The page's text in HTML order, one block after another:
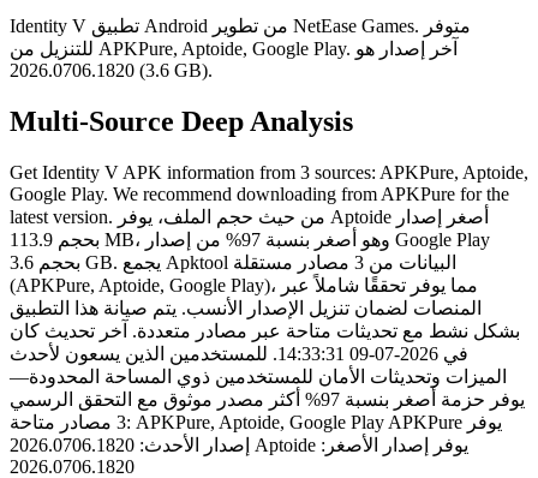
Identity V تطبيق Android من تطوير NetEase Games. متوفر
للتنزيل من APKPure, Aptoide, Google Play. آخر إصدار هو
2026.0706.1820 (3.6 GB).
Multi-Source Deep Analysis
Get Identity V APK information from 3 sources: APKPure, Aptoide,
Google Play. We recommend downloading from APKPure for the
latest version. من حيث حجم الملف، يوفر Aptoide أصغر إصدار
بحجم 113.9 MB، وهو أصغر بنسبة 97% من إصدار Google Play
بحجم 3.6 GB. يجمع Apktool البيانات من 3 مصادر مستقلة
(APKPure, Aptoide, Google Play)، مما يوفر تحققًا شاملاً عبر
المنصات لضمان تنزيل الإصدار الأنسب. يتم صيانة هذا التطبيق
بشكل نشط مع تحديثات متاحة عبر مصادر متعددة. آخر تحديث كان
في 2026-07-09 14:33:31. للمستخدمين الذين يسعون لأحدث
الميزات وتحديثات الأمان للمستخدمين ذوي المساحة المحدودة—
يوفر حزمة أصغر بنسبة 97% أكثر مصدر موثوق مع التحقق الرسمي
3 مصادر متاحة: APKPure, Aptoide, Google Play APKPure يوفر
إصدار الأحدث: 2026.0706.1820 Aptoide يوفر إصدار الأصغر:
2026.0706.1820